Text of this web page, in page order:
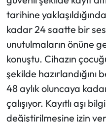
tarihine
kadar 24 saatte bir
unutulmaların önüne
konuştu. Cihazın
şekilde hazırlandığını
48 aylık oluncaya
çalışıyor. Kayıtlı aşı
değiştirilmesine izin
Yerel Haberler